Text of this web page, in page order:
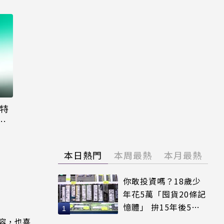
，也喜
本日熱門 本周最熱 本月最熱
你敢投資嗎？18歲少
年花5萬「囤貨20條記
憶體」 拚15年後5倍